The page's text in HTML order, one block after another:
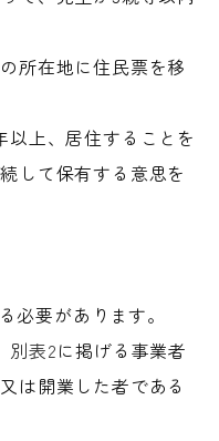
所在地に住民票を移
以上、居住することを
して保有する意思を
必要があります。
別表2に掲げる事業者
は開業した者である